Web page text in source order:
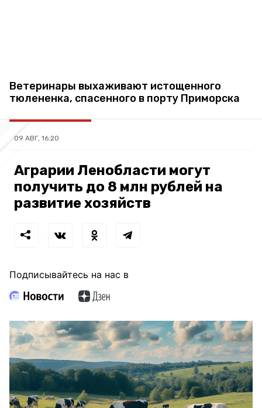
Ветеринары выхаживают истощенного
тюлененка, спасенного в порту Приморска
09 АВГ, 16:20
Аграрии Ленобласти могут
получить до 8 млн рублей на
развитие хозяйств
Подписывайтесь на нас в